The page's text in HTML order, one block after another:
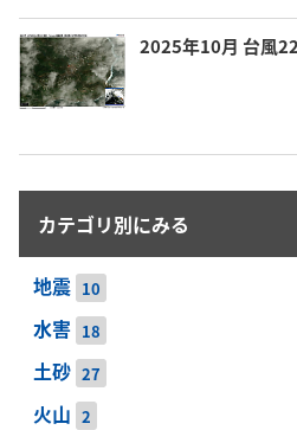
2025年10月 台風
カテゴリ別にみる
地震 10
水害 18
土砂 27
火山 2